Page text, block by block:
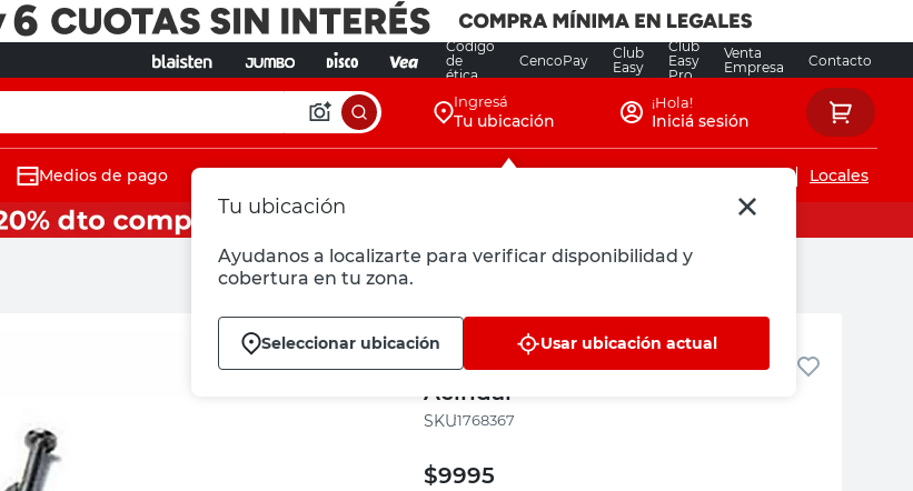
Código
de
ética
CencoPay
Club
Easy
Club
Easy
Pro
Venta
Empresa
Contacto
Ingresá
Tu ubicación
Tu ubicación
Ayudanos a localizarte para verificar disponibilidad y
cobertura en tu zona.
Seleccionar ubicación Usar ubicación actual
¡Hola!
Iniciá sesión
Medios de pago Servicios de instalaciones Locales
Acindar
Clavo Punta París 1.1/2 X 1 Kg
Acindar
:1768367
$9995